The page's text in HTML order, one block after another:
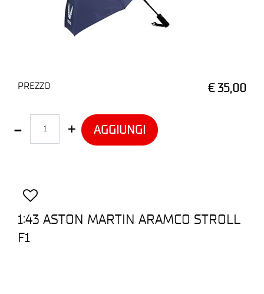
PREZZO € 35,00
AGGIUNGI
1:43 ASTON MARTIN ARAMCO STROLL
F1